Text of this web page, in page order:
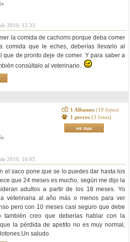
2010, 12:33
la comida de cachorro porque deba comer
comida que le eches, deberías llevarlo al
que de pronto deje de comer. Y para saber a
consúltalo al veterinario.
1 Albumes (10 fotos)
1 perros (3 fotos)
ver mas
2010, 16:05
el saco pone que se lo puedes dar hasta los
que 24 meses es mucho, según me dijo la
adultos a partir de los 18 meses. Yo
veterinaria al año más o menos para ver
pero con 10 meses casi seguro que debe
también creo que deberías hablar con la
la pérdida de apetito no es muy normal,
saludo